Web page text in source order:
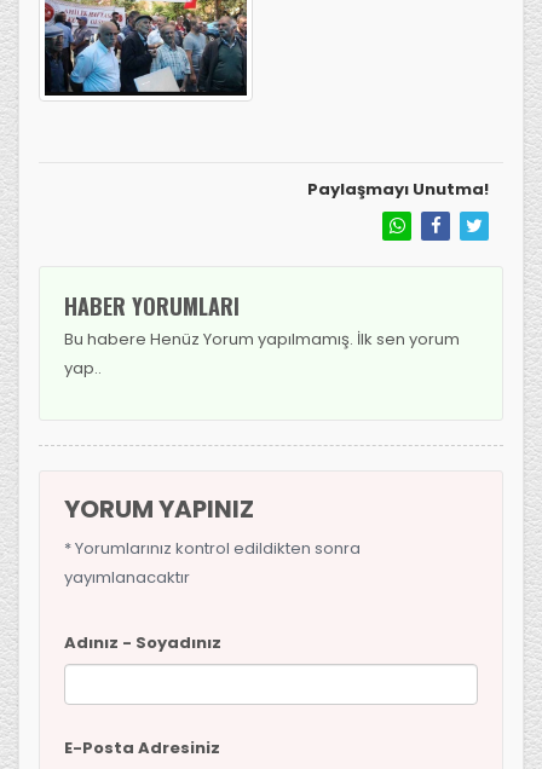
Paylaşmayı Unutma!
HABER YORUMLARI
Bu habere Henüz Yorum yapılmamış. İlk sen yorum
yap..
YORUM YAPINIZ
* Yorumlarınız kontrol edildikten sonra
yayımlanacaktır
Adınız - Soyadınız
E-Posta Adresiniz